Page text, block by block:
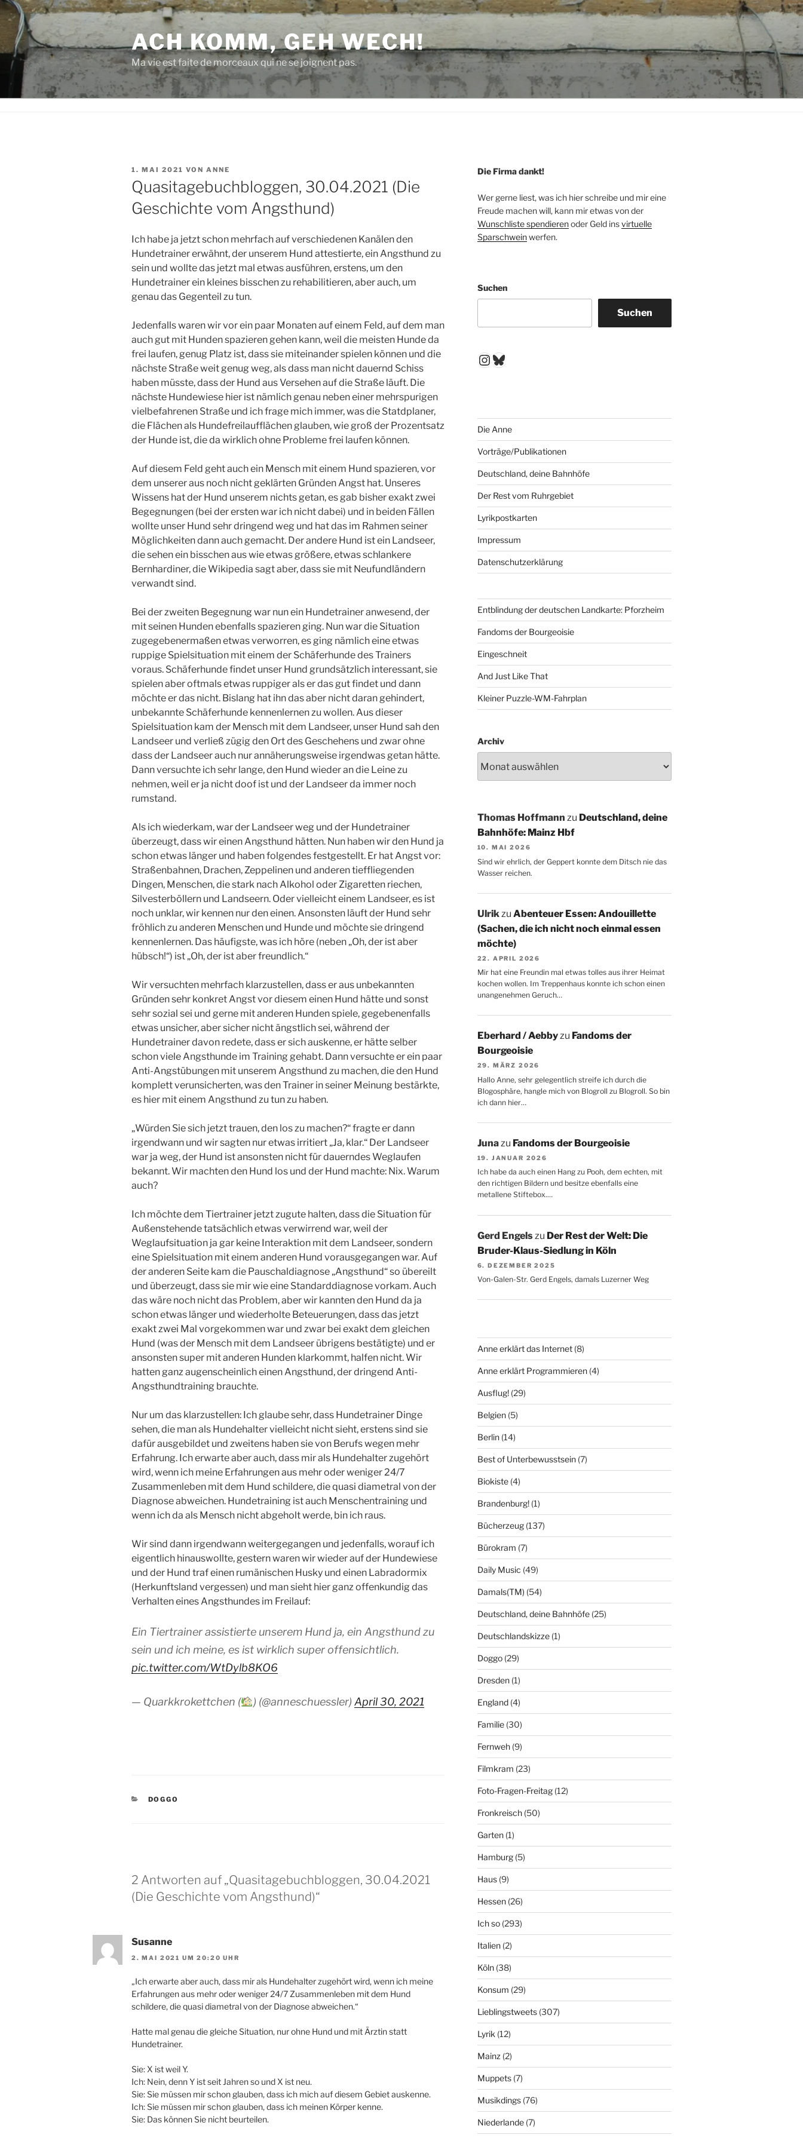
Zum
Inhalt
springen
ACH KOMM, GEH WECH!
Ma vie est faite de morceaux qui ne se joignent pas.
VERÖFFENTLICHT
AM
1. MAI 2021 VON ANNE
Quasitagebuchbloggen, 30.04.2021 (Die
Geschichte vom Angsthund)
Ich habe ja jetzt schon mehrfach auf verschiedenen Kanälen den
Hundetrainer erwähnt, der unserem Hund attestierte, ein Angsthund zu
sein und wollte das jetzt mal etwas ausführen, erstens, um den
Hundetrainer ein kleines bisschen zu rehabilitieren, aber auch, um
genau das Gegenteil zu tun.
Jedenfalls waren wir vor ein paar Monaten auf einem Feld, auf dem man
auch gut mit Hunden spazieren gehen kann, weil die meisten Hunde da
frei laufen, genug Platz ist, dass sie miteinander spielen können und die
nächste Straße weit genug weg, als dass man nicht dauernd Schiss
haben müsste, dass der Hund aus Versehen auf die Straße läuft. Die
nächste Hundewiese hier ist nämlich genau neben einer mehrspurigen
vielbefahrenen Straße und ich frage mich immer, was die Statdplaner,
die Flächen als Hundefreilaufflächen glauben, wie groß der Prozentsatz
der Hunde ist, die da wirklich ohne Probleme frei laufen können.
Auf diesem Feld geht auch ein Mensch mit einem Hund spazieren, vor
dem unserer aus noch nicht geklärten Gründen Angst hat. Unseres
Wissens hat der Hund unserem nichts getan, es gab bisher exakt zwei
Begegnungen (bei der ersten war ich nicht dabei) und in beiden Fällen
wollte unser Hund sehr dringend weg und hat das im Rahmen seiner
Möglichkeiten dann auch gemacht. Der andere Hund ist ein Landseer,
die sehen ein bisschen aus wie etwas größere, etwas schlankere
Bernhardiner, die Wikipedia sagt aber, dass sie mit Neufundländern
verwandt sind.
Bei der zweiten Begegnung war nun ein Hundetrainer anwesend, der
mit seinen Hunden ebenfalls spazieren ging. Nun war die Situation
zugegebenermaßen etwas verworren, es ging nämlich eine etwas
ruppige Spielsituation mit einem der Schäferhunde des Trainers
voraus. Schäferhunde findet unser Hund grundsätzlich interessant, sie
spielen aber oftmals etwas ruppiger als er das gut findet und dann
möchte er das nicht. Bislang hat ihn das aber nicht daran gehindert,
unbekannte Schäferhunde kennenlernen zu wollen. Aus dieser
Spielsituation kam der Mensch mit dem Landseer, unser Hund sah den
Landseer und verließ zügig den Ort des Geschehens und zwar ohne
dass der Landseer auch nur annäherungsweise irgendwas getan hätte.
Dann versuchte ich sehr lange, den Hund wieder an die Leine zu
nehmen, weil er ja nicht doof ist und der Landseer da immer noch
rumstand.
Als ich wiederkam, war der Landseer weg und der Hundetrainer
überzeugt, dass wir einen Angsthund hätten. Nun haben wir den Hund ja
schon etwas länger und haben folgendes festgestellt. Er hat Angst vor:
Straßenbahnen, Drachen, Zeppelinen und anderen tieffliegenden
Dingen, Menschen, die stark nach Alkohol oder Zigaretten riechen,
Silvesterböllern und Landseern. Oder vielleicht einem Landseer, es ist
noch unklar, wir kennen nur den einen. Ansonsten läuft der Hund sehr
fröhlich zu anderen Menschen und Hunde und möchte sie dringend
kennenlernen. Das häufigste, was ich höre (neben „Oh, der ist aber
hübsch!“) ist „Oh, der ist aber freundlich.“
Wir versuchten mehrfach klarzustellen, dass er aus unbekannten
Gründen sehr konkret Angst vor diesem einen Hund hätte und sonst
sehr sozial sei und gerne mit anderen Hunden spiele, gegebenenfalls
etwas unsicher, aber sicher nicht ängstlich sei, während der
Hundetrainer davon redete, dass er sich auskenne, er hätte selber
schon viele Angsthunde im Training gehabt. Dann versuchte er ein paar
Anti-Angstübungen mit unserem Angsthund zu machen, die den Hund
komplett verunsicherten, was den Trainer in seiner Meinung bestärkte,
es hier mit einem Angsthund zu tun zu haben.
„Würden Sie sich jetzt trauen, den los zu machen?“ fragte er dann
irgendwann und wir sagten nur etwas irritiert „Ja, klar.“ Der Landseer
war ja weg, der Hund ist ansonsten nicht für dauerndes Weglaufen
bekannt. Wir machten den Hund los und der Hund machte: Nix. Warum
auch?
Ich möchte dem Tiertrainer jetzt zugute halten, dass die Situation für
Außenstehende tatsächlich etwas verwirrend war, weil der
Weglaufsituation ja gar keine Interaktion mit dem Landseer, sondern
eine Spielsituation mit einem anderen Hund vorausgegangen war. Auf
der anderen Seite kam die Pauschaldiagnose „Angsthund“ so übereilt
und überzeugt, dass sie mir wie eine Standarddiagnose vorkam. Auch
das wäre noch nicht das Problem, aber wir kannten den Hund da ja
schon etwas länger und wiederholte Beteuerungen, dass das jetzt
exakt zwei Mal vorgekommen war und zwar bei exakt dem gleichen
Hund (was der Mensch mit dem Landseer übrigens bestätigte) und er
ansonsten super mit anderen Hunden klarkommt, halfen nicht. Wir
hatten ganz augenscheinlich einen Angsthund, der dringend Anti-
Angsthundtraining brauchte.
Nur um das klarzustellen: Ich glaube sehr, dass Hundetrainer Dinge
sehen, die man als Hundehalter vielleicht nicht sieht, erstens sind sie
dafür ausgebildet und zweitens haben sie von Berufs wegen mehr
Erfahrung. Ich erwarte aber auch, dass mir als Hundehalter zugehört
wird, wenn ich meine Erfahrungen aus mehr oder weniger 24/7
Zusammenleben mit dem Hund schildere, die quasi diametral von der
Diagnose abweichen. Hundetraining ist auch Menschentraining und
wenn ich da als Mensch nicht abgeholt werde, bin ich raus.
Wir sind dann irgendwann weitergegangen und jedenfalls, worauf ich
eigentlich hinauswollte, gestern waren wir wieder auf der Hundewiese
und der Hund traf einen rumänischen Husky und einen Labradormix
(Herkunftsland vergessen) und man sieht hier ganz offenkundig das
Verhalten eines Angsthundes im Freilauf:
Ein Tiertrainer assistierte unserem Hund ja, ein Angsthund zu
sein und ich meine, es ist wirklich super offensichtlich.
pic.twitter.com/WtDylb8KO6
— Quarkkrokettchen ( ) (@anneschuessler) April 30, 2021
KATEGORIEN
DOGGO
2 Antworten auf „Quasitagebuchbloggen, 30.04.2021
(Die Geschichte vom Angsthund)“
Susanne
2. MAI 2021 UM 20:20 UHR
„Ich erwarte aber auch, dass mir als Hundehalter zugehört wird, wenn ich meine
Erfahrungen aus mehr oder weniger 24/7 Zusammenleben mit dem Hund
schildere, die quasi diametral von der Diagnose abweichen.“
Hatte mal genau die gleiche Situation, nur ohne Hund und mit Ärztin statt
Hundetrainer.
Sie: X ist weil Y.
Ich: Nein, denn Y ist seit Jahren so und X ist neu.
Sie: Sie müssen mir schon glauben, dass ich mich auf diesem Gebiet auskenne.
Ich: Sie müssen mir schon glauben, dass ich meinen Körper kenne.
Sie: Das können Sie nicht beurteilen.
Die Firma dankt!
Wer gerne liest, was ich hier schreibe und mir eine
Freude machen will, kann mir etwas von der
Wunschliste spendierenoder Geld insvirtuelle
Sparschweinwerfen.
Suchen
Suchen
Instagram
Bluesky
Die Anne
Vorträge/Publikationen
Deutschland, deine Bahnhöfe
Der Rest vom Ruhrgebiet
Lyrikpostkarten
Impressum
Datenschutzerklärung
Entblindung der deutschen Landkarte: Pforzheim
Fandoms der Bourgeoisie
Eingeschneit
And Just Like That
Kleiner Puzzle-WM-Fahrplan
Archiv
Thomas Hoffmann zu Deutschland, deine
Bahnhöfe: Mainz Hbf
10. MAI 2026
Sind wir ehrlich, der Geppert konnte dem Ditsch nie das
Wasser reichen.
Ulrikzu Abenteuer Essen: Andouillette
(Sachen, die ich nicht noch einmal essen
möchte)
22. APRIL 2026
Mir hat eine Freundin mal etwas tolles aus ihrer Heimat
kochen wollen. Im Treppenhaus konnte ich schon einen
unangenehmen Geruch…
Eberhard / Aebbyzu Fandoms der
Bourgeoisie
29. MÄRZ 2026
Hallo Anne, sehr gelegentlich streife ich durch die
Blogosphäre, hangle mich von Blogroll zu Blogroll. So bin
ich dann hier…
Junazu Fandoms der Bourgeoisie
19. JANUAR 2026
Ich habe da auch einen Hang zu Pooh, dem echten, mit
den richtigen Bildern und besitze ebenfalls eine
metallene Stiftebox.…
Gerd Engelszu Der Rest der Welt: Die
Bruder-Klaus-Siedlung in Köln
6. DEZEMBER 2025
Von-Galen-Str. Gerd Engels, damals Luzerner Weg
Anne erklärt das Internet(8)
Anne erklärt Programmieren(4)
Ausflug!(29)
Belgien(5)
Berlin(14)
Best of Unterbewusstsein(7)
Biokiste(4)
Brandenburg!(1)
Bücherzeug(137)
Bürokram (7)
Daily Music (49)
Damals(TM) (54)
Deutschland, deine Bahnhöfe(25)
Deutschlandskizze(1)
Doggo(29)
Dresden(1)
England(4)
Familie(30)
Fernweh(9)
Filmkram (23)
Foto-Fragen-Freitag(12)
Fronkreisch(50)
Garten(1)
Hamburg(5)
Haus(9)
Hessen(26)
Ich so(293)
Italien(2)
Köln(38)
Konsum (29)
Lieblingstweets(307)
Lyrik (12)
Mainz (2)
Muppets(7)
Musikdings(76)
Niederlande(7)